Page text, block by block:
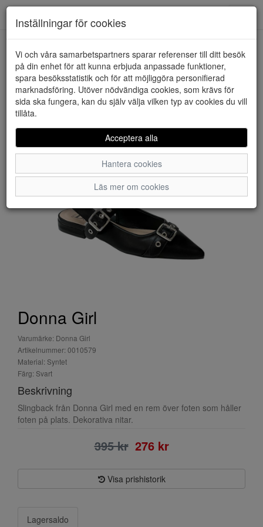
HEM DONNA GIRL
Donna Girl
Varumärke: Donna Girl
Artikelnummer: 0010579
Material: Syntet
Färg: Svart
Beskrivning
Slingback från Donna Girl med en rem över foten som håller
foten på plats. Dekorativa nitar.
395 kr 276 kr
Visa prishistorik
Lagersaldo
Inställningar för cookies
Vi och våra samarbetspartners sparar referenser till ditt besök
på din enhet för att kunna erbjuda anpassade funktioner,
spara besöksstatistik och för att möjliggöra personifierad
marknadsföring. Utöver nödvändiga cookies, som krävs för
sida ska fungera, kan du själv välja vilken typ av cookies du vill
tillåta.
Acceptera alla
Hantera cookies
Läs mer om cookies